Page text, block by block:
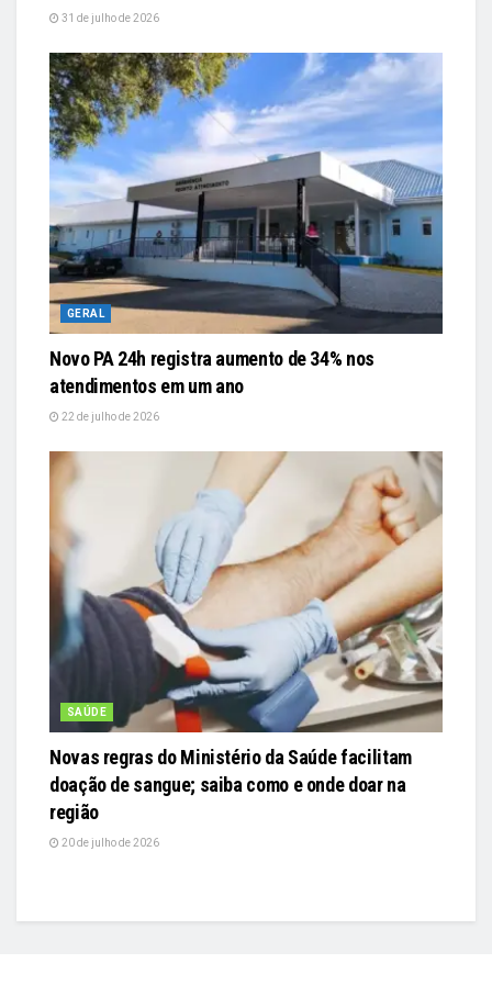
31 de julho de 2026
GERAL
Novo PA 24h registra aumento de 34% nos
atendimentos em um ano
22 de julho de 2026
SAÚDE
Novas regras do Ministério da Saúde facilitam
doação de sangue; saiba como e onde doar na
região
20 de julho de 2026